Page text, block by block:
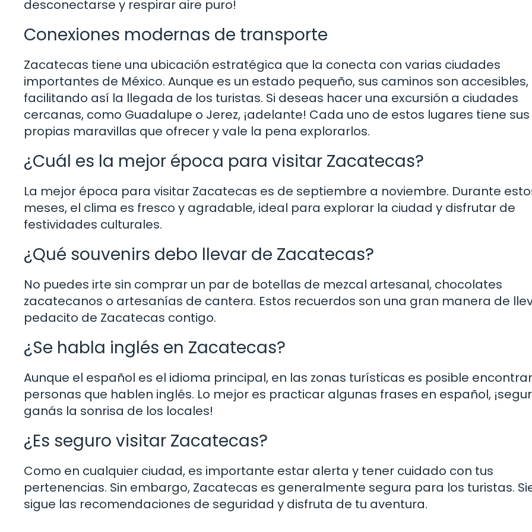
desconectarse y respirar aire puro!
Conexiones modernas de transporte
Zacatecas tiene una ubicación estratégica que la conecta con varias ciudades
importantes de México. Aunque es un estado pequeño, sus caminos son accesibles,
facilitando así la llegada de los turistas. Si deseas hacer una excursión a ciudades
cercanas, como Guadalupe o Jerez, ¡adelante! Cada uno de estos lugares tiene sus
propias maravillas que ofrecer y vale la pena explorarlos.
¿Cuál es la mejor época para visitar Zacatecas?
La mejor época para visitar Zacatecas es de septiembre a noviembre. Durante
meses, el clima es fresco y agradable, ideal para explorar la ciudad y disfrutar de
festividades culturales.
¿Qué souvenirs debo llevar de Zacatecas?
No puedes irte sin comprar un par de botellas de mezcal artesanal, chocolates
zacatecanos o artesanías de cantera. Estos recuerdos son una gran manera de
pedacito de Zacatecas contigo.
¿Se habla inglés en Zacatecas?
Aunque el español es el idioma principal, en las zonas turísticas es posible encontrar
personas que hablen inglés. Lo mejor es practicar algunas frases en español,
ganás la sonrisa de los locales!
¿Es seguro visitar Zacatecas?
Como en cualquier ciudad, es importante estar alerta y tener cuidado con tus
pertenencias. Sin embargo, Zacatecas es generalmente segura para los turistas.
sigue las recomendaciones de seguridad y disfruta de tu aventura.